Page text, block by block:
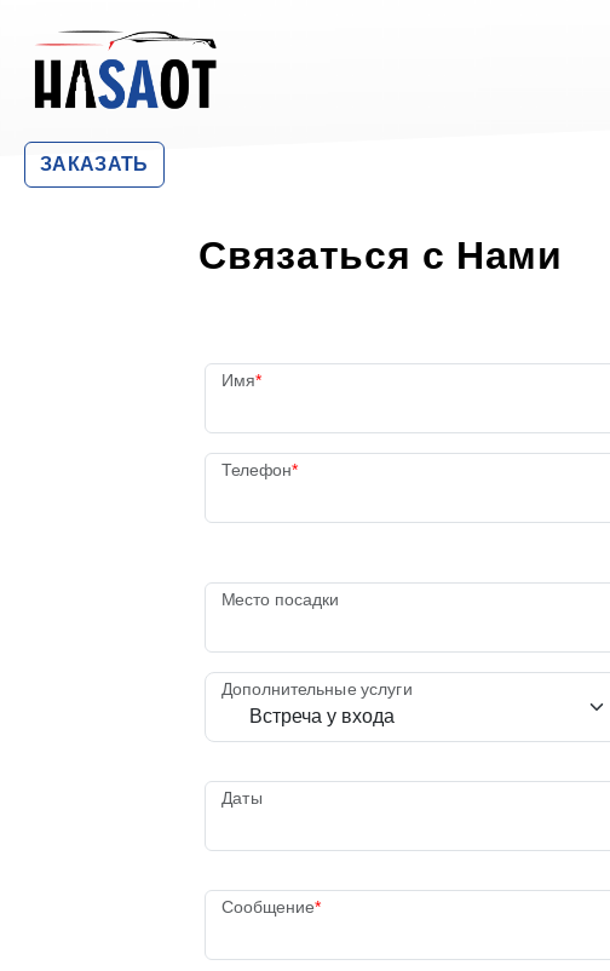
ЗАКАЗАТЬ
Связаться с Нами
Имя
Телефон
Место посадки
Дополнительные услуги
Даты
Сообщение